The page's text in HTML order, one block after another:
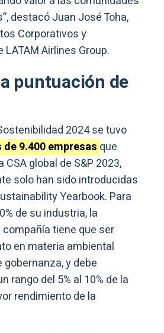
destacó Juan José Toha,
Corporativos y
Airlines Group.
puntuación de
2024 se tuvo
de 9.400 empresas que
global de S&P 2023,
solo han sido introducidas
Yearbook. Para
de su industria, la
tiene que ser
en materia ambiental
y debe
rango del 5% al 10% de la
rendimiento de la